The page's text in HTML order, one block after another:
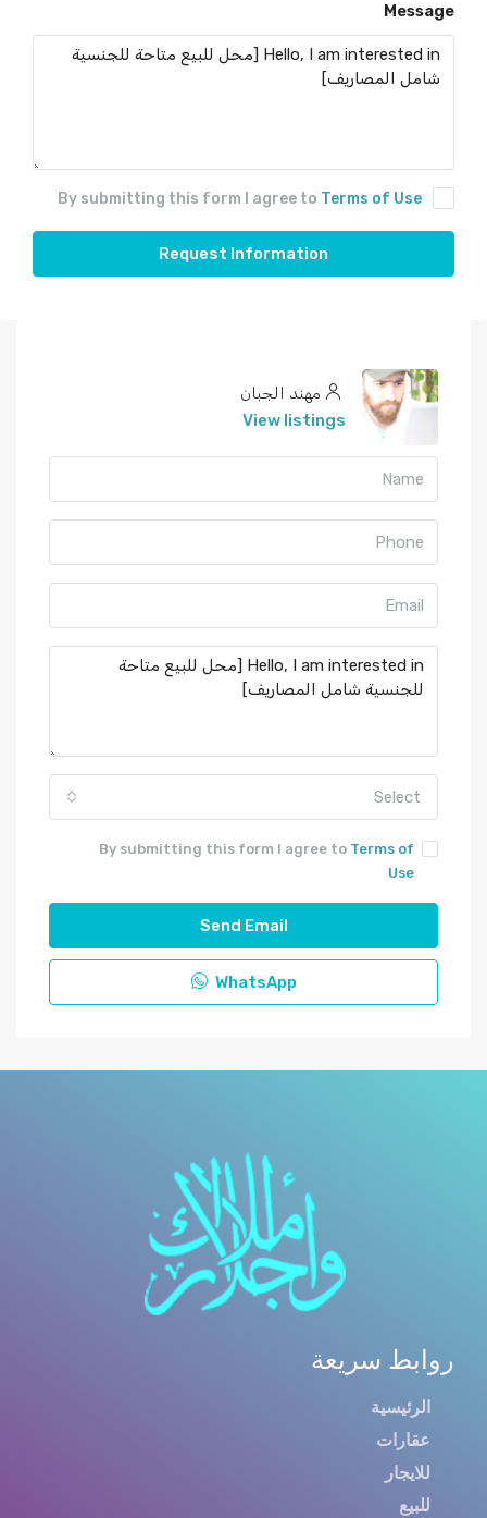
Message
By submitting this form I agree to Terms of Use
Request Information
مهند الجبان
View listings
Select
By submitting this form I agree to Terms of
Use
Send Email
WhatsApp
روابط سريعة
الرئيسية
عقارات
للايجار
للبيع